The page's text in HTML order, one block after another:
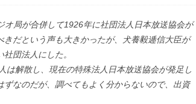
局が合併して1926年に社団法人日本放送協会が
だという声も大きかったが、犬養毅逓信大臣が
団法人にした。
は解散し、現在の特殊法人日本放送協会が発足し
なのだが、調べてもよく分からないので、出資